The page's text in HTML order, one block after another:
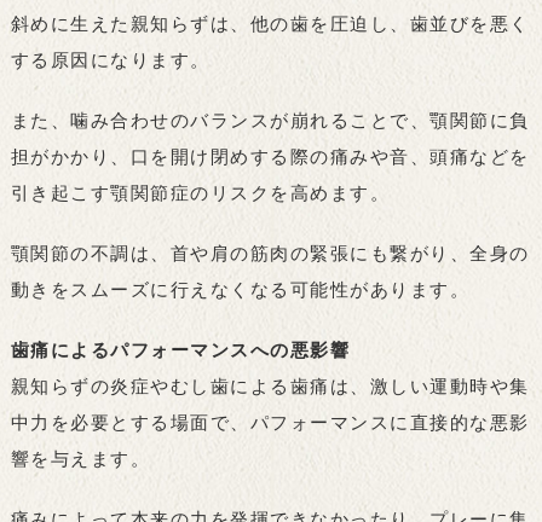
斜めに生えた親知らずは、他の歯を圧迫し、歯並びを悪く
する原因になります。
また、噛み合わせのバランスが崩れることで、顎関節に負
担がかかり、口を開け閉めする際の痛みや音、頭痛などを
引き起こす顎関節症のリスクを高めます。
顎関節の不調は、首や肩の筋肉の緊張にも繋がり、全身の
動きをスムーズに行えなくなる可能性があります。
歯痛によるパフォーマンスへの悪影響
親知らずの炎症やむし歯による歯痛は、激しい運動時や集
中力を必要とする場面で、パフォーマンスに直接的な悪影
響を与えます。